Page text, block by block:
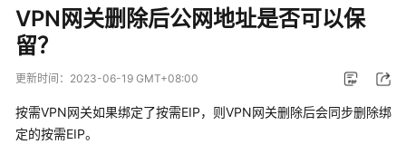
新
动
服
务
公
VPN网关删除后公网地址是否可以保
留？
更新时间： 2023-06-19 GMT+08:00
按需VPN网关如果绑定了按需EIP，则VPN网关删除后会同步删除绑
定的按需EIP。